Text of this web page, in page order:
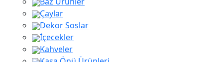
Çaylar
Dekor Soslar
İçecekler
Kahveler